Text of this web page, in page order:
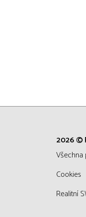
2026 ©
Cookies
Realitní